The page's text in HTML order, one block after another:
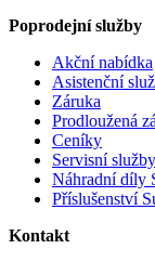
Poprodejní služby
Akční nabídka
Asistenční
Záruka
Prodloužená
Ceníky
Servisní služby
Náhradní díly
Příslušenství
Kontakt